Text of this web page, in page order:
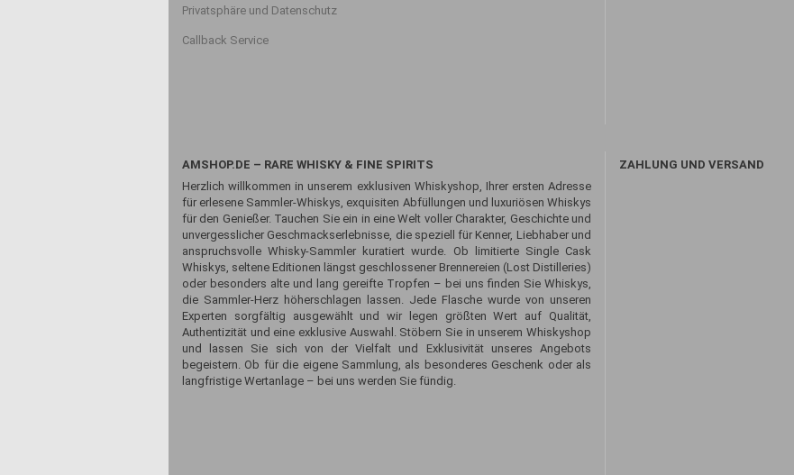
Privatsphäre und Datenschutz
Callback Service
AMSHOP.DE – RARE WHISKY & FINE SPIRITS
Herzlich willkommen in unserem exklusiven Whiskyshop, Ihrer ersten Adresse
für erlesene Sammler-Whiskys, exquisiten Abfüllungen und luxuriösen Whiskys
für den Genießer. Tauchen Sie ein in eine Welt voller Charakter, Geschichte und
unvergesslicher Geschmackserlebnisse, die speziell für Kenner, Liebhaber und
anspruchsvolle Whisky-Sammler kuratiert wurde. Ob limitierte Single Cask
Whiskys, seltene Editionen längst geschlossener Brennereien (Lost Distilleries)
oder besonders alte und lang gereifte Tropfen – bei uns finden Sie Whiskys,
die Sammler-Herz höherschlagen lassen. Jede Flasche wurde von unseren
Experten sorgfältig ausgewählt und wir legen größten Wert auf Qualität,
Authentizität und eine exklusive Auswahl. Stöbern Sie in unserem Whiskyshop
und lassen Sie sich von der Vielfalt und Exklusivität unseres Angebots
begeistern. Ob für die eigene Sammlung, als besonderes Geschenk oder als
langfristige Wertanlage – bei uns werden Sie fündig.
ZAHLUNG UND VERSAND